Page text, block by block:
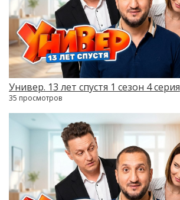
Универ. 13 лет спустя 1 сезон 4 серия
35 просмотров